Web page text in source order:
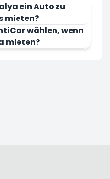
ein Auto zu
mieten?
wählen, wenn
mieten?